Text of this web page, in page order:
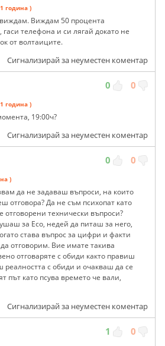
година )
Виждам 50 процента
телефона и си лягай докато не
от волтаиците.
Сигнализирай за неуместен коментар
0 0
година )
19:00ч?
Сигнализирай за неуместен коментар
0 0
)
да не задаваш въпроси, на които
отговора? Да не съм психопат като
отговорени технически въпроси?
за Есо, недей да питаш за него,
става въпрос за цифри и факти
отговорим. Вие имате такива
отговаряте с обиди както правиш
с обиди и очакваш да се
път като псува времето че вали,
Сигнализирай за неуместен коментар
1 0